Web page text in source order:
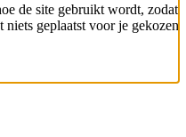
de site gebruikt wordt, zodat
geplaatst voor je gekozen